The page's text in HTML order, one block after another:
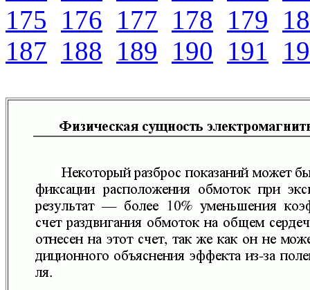
175 176 177 178 179
187 188 189 190 191